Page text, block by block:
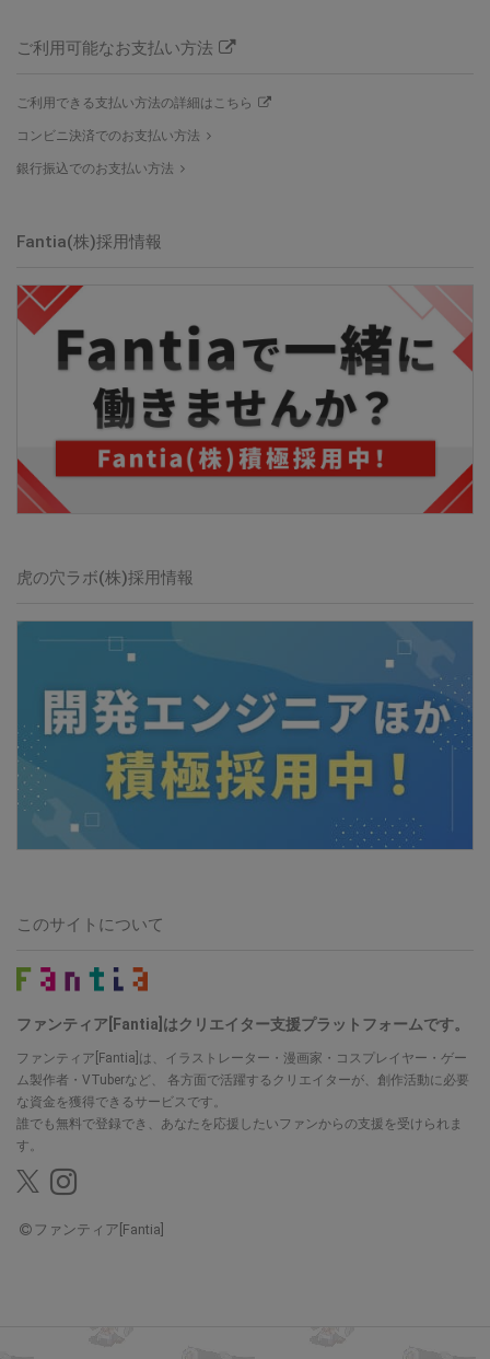
ご利用可能なお支払い方法
ご利用できる支払い方法の詳細はこちら
コンビニ決済でのお支払い方法
銀行振込でのお支払い方法
Fantia(株)採用情報
虎の穴ラボ(株)採用情報
このサイトについて
ファンティア[Fantia]はクリエイター支援プラットフォームです。
ファンティア[Fantia]は、イラストレーター・漫画家・コスプレイヤー・ゲー
ム製作者・VTuberなど、
各方面で活躍するクリエイターが、創作活動に必要
な資金を獲得できるサービスです。
誰でも無料で登録でき、あなたを応援したいファンからの支援を受けられま
す。
ファンティア[Fantia]